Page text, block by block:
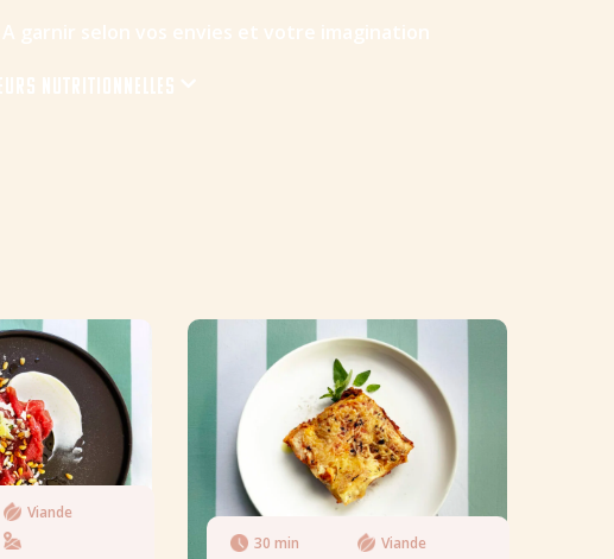
garnir selon vos envies et votre imagination
nutritionnelles
Viande
30 min
Viande